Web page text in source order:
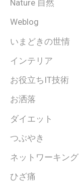
Nature 自然
Weblog
いまどきの世情
インテリア
お役立ちIT技術
お洒落
ダイエット
つぶやき
ネットワーキング
ひざ痛